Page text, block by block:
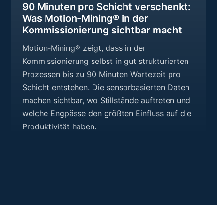
90 Minuten pro Schicht verschenkt:
Was Motion-Mining® in der
Kommissionierung sichtbar macht
Motion‑Mining® zeigt, dass in der
Kommissionierung selbst in gut strukturierten
Prozessen bis zu 90 Minuten Wartezeit pro
Schicht entstehen. Die sensorbasierten Daten
machen sichtbar, wo Stillstände auftreten und
welche Engpässe den größten Einfluss auf die
Produktivität haben.